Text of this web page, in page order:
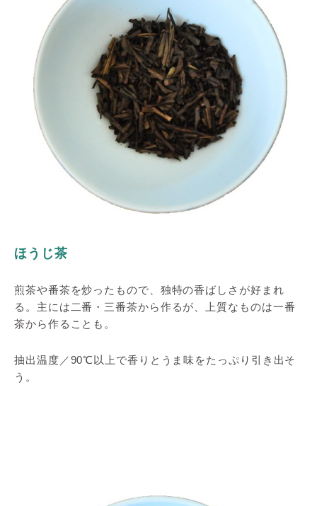
ほうじ茶
煎茶や番茶を炒ったもので、独特の香ばしさが好まれ
る。主には二番・三番茶から作るが、上質なものは一番
茶から作ることも。
抽出温度／90℃以上で香りとうま味をたっぷり引き出そ
う。